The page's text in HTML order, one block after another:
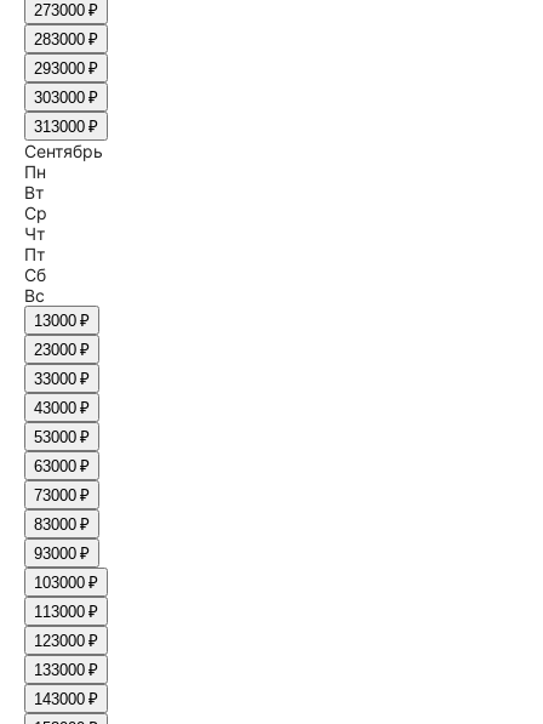
273000 ₽
283000 ₽
293000 ₽
303000 ₽
313000 ₽
Сентябрь
Пн
Вт
Ср
Чт
Пт
Сб
Вс
13000 ₽
23000 ₽
33000 ₽
43000 ₽
53000 ₽
63000 ₽
73000 ₽
83000 ₽
93000 ₽
103000 ₽
113000 ₽
123000 ₽
133000 ₽
143000 ₽